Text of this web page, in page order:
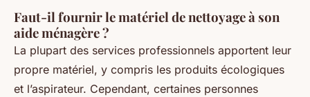
Faut-il fournir le matériel de nettoyage à son
aide ménagère ?
La plupart des services professionnels apportent leur
propre matériel, y compris les produits écologiques
et l’aspirateur. Cependant, certaines personnes